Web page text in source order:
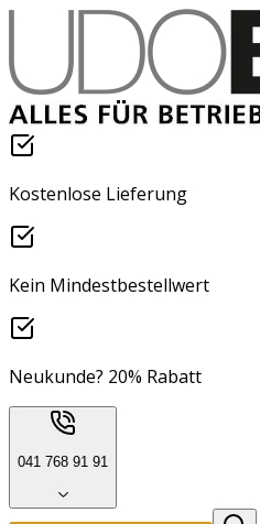
Kostenlose Lieferung
Kein Mindestbestellwert
Neukunde? 20% Rabatt
041 768 91 91